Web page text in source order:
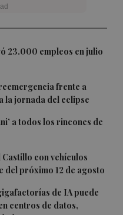
23.000 empleos en julio
frente a
la jornada del eclipse
a todos los rincones de
con vehículos
próximo 12 de agosto
de IA puede
centros de datos,